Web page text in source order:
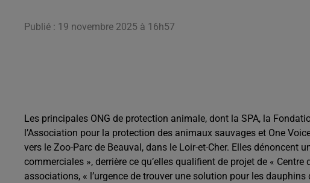
Publié : 19 novembre 2025 à 16h57
Les principales ONG de protection animale, dont la SPA, la
l’Association pour la protection des animaux sauvages et One
vers le Zoo-Parc de Beauval, dans le Loir-et-Cher. Elles dénoncent
commerciales », derrière ce qu’elles qualifient de projet de «
associations, « l’urgence de trouver une solution pour les